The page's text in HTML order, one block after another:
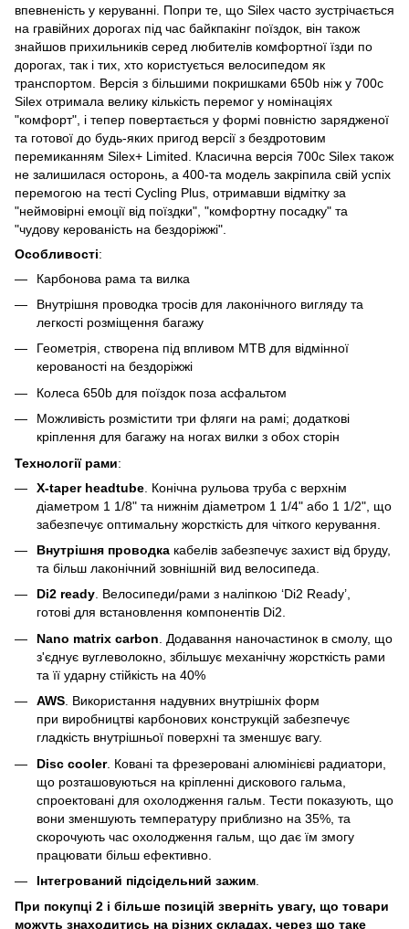
впевненість у керуванні. Попри те, що Silex часто зустрічається
на гравійних дорогах під час байкпакінг поїздок, він також
знайшов прихильників серед любителів комфортної їзди по
дорогах, так і тих, хто користується велосипедом як
транспортом. Версія з більшими покришками 650b ніж у 700с
Silex отримала велику кількість перемог у номінаціях
"комфорт", і тепер повертається у формі повністю зарядженої
та готової до будь-яких пригод версії з бездротовим
перемиканням Silex+ Limited. Класична версія 700c Silex також
не залишилася осторонь, а 400-та модель закріпила свій успіх
перемогою на тесті Cycling Plus, отримавши відмітку за
"неймовірні емоції від поїздки", "комфортну посадку" та
"чудову керованість на бездоріжжі".
Особливості:
Карбонова рама та вилка
Внутрішня проводка тросів для лаконічного вигляду та
легкості розміщення багажу
Геометрія, створена під впливом MTB для відмінної
керованості на бездоріжжі
Колеса 650b для поїздок поза асфальтом
Можливість розмістити три фляги на рамі; додаткові
кріплення для багажу на ногах вилки з обох сторін
Технології рами:
X-taper headtube . Конічна рульова труба с верхнім
діаметром 1 1/8" та нижнім діаметром 1 1/4" або 1 1/2", що
забезпечує оптимальну жорсткість для чіткого керування.
Внутрішня проводка кабелів забезпечує захист від бруду,
та більш лаконічний зовнішній вид велосипеда.
Di2 ready. Велосипеди/рами з наліпкою ‘Di2 Ready’,
готові для встановлення компонентів Di2.
Nano matrix carbon . Додавання наночастинок в смолу, що
з'єднує вуглеволокно, збільшує механічну жорсткість рами
та її ударну стійкість на 40%
AWS. Використання надувних внутрішніх форм
при виробництві карбонових конструкцій забезпечує
гладкість внутрішньої поверхні та зменшує вагу.
Disc cooler. Ковані та фрезеровані алюмінієві радиатори,
що розташовуються на кріпленні дискового гальма,
спроектовані для охолодження гальм. Тести показують, що
вони зменшують температуру приблизно на 35%, та
скорочують час охолодження гальм, що дає їм змогу
працювати більш ефективно.
Інтегрований підсідельний зажим
При покупці 2 і більше позицій зверніть увагу, що товари
можуть знаходитись на різних складах, через що таке